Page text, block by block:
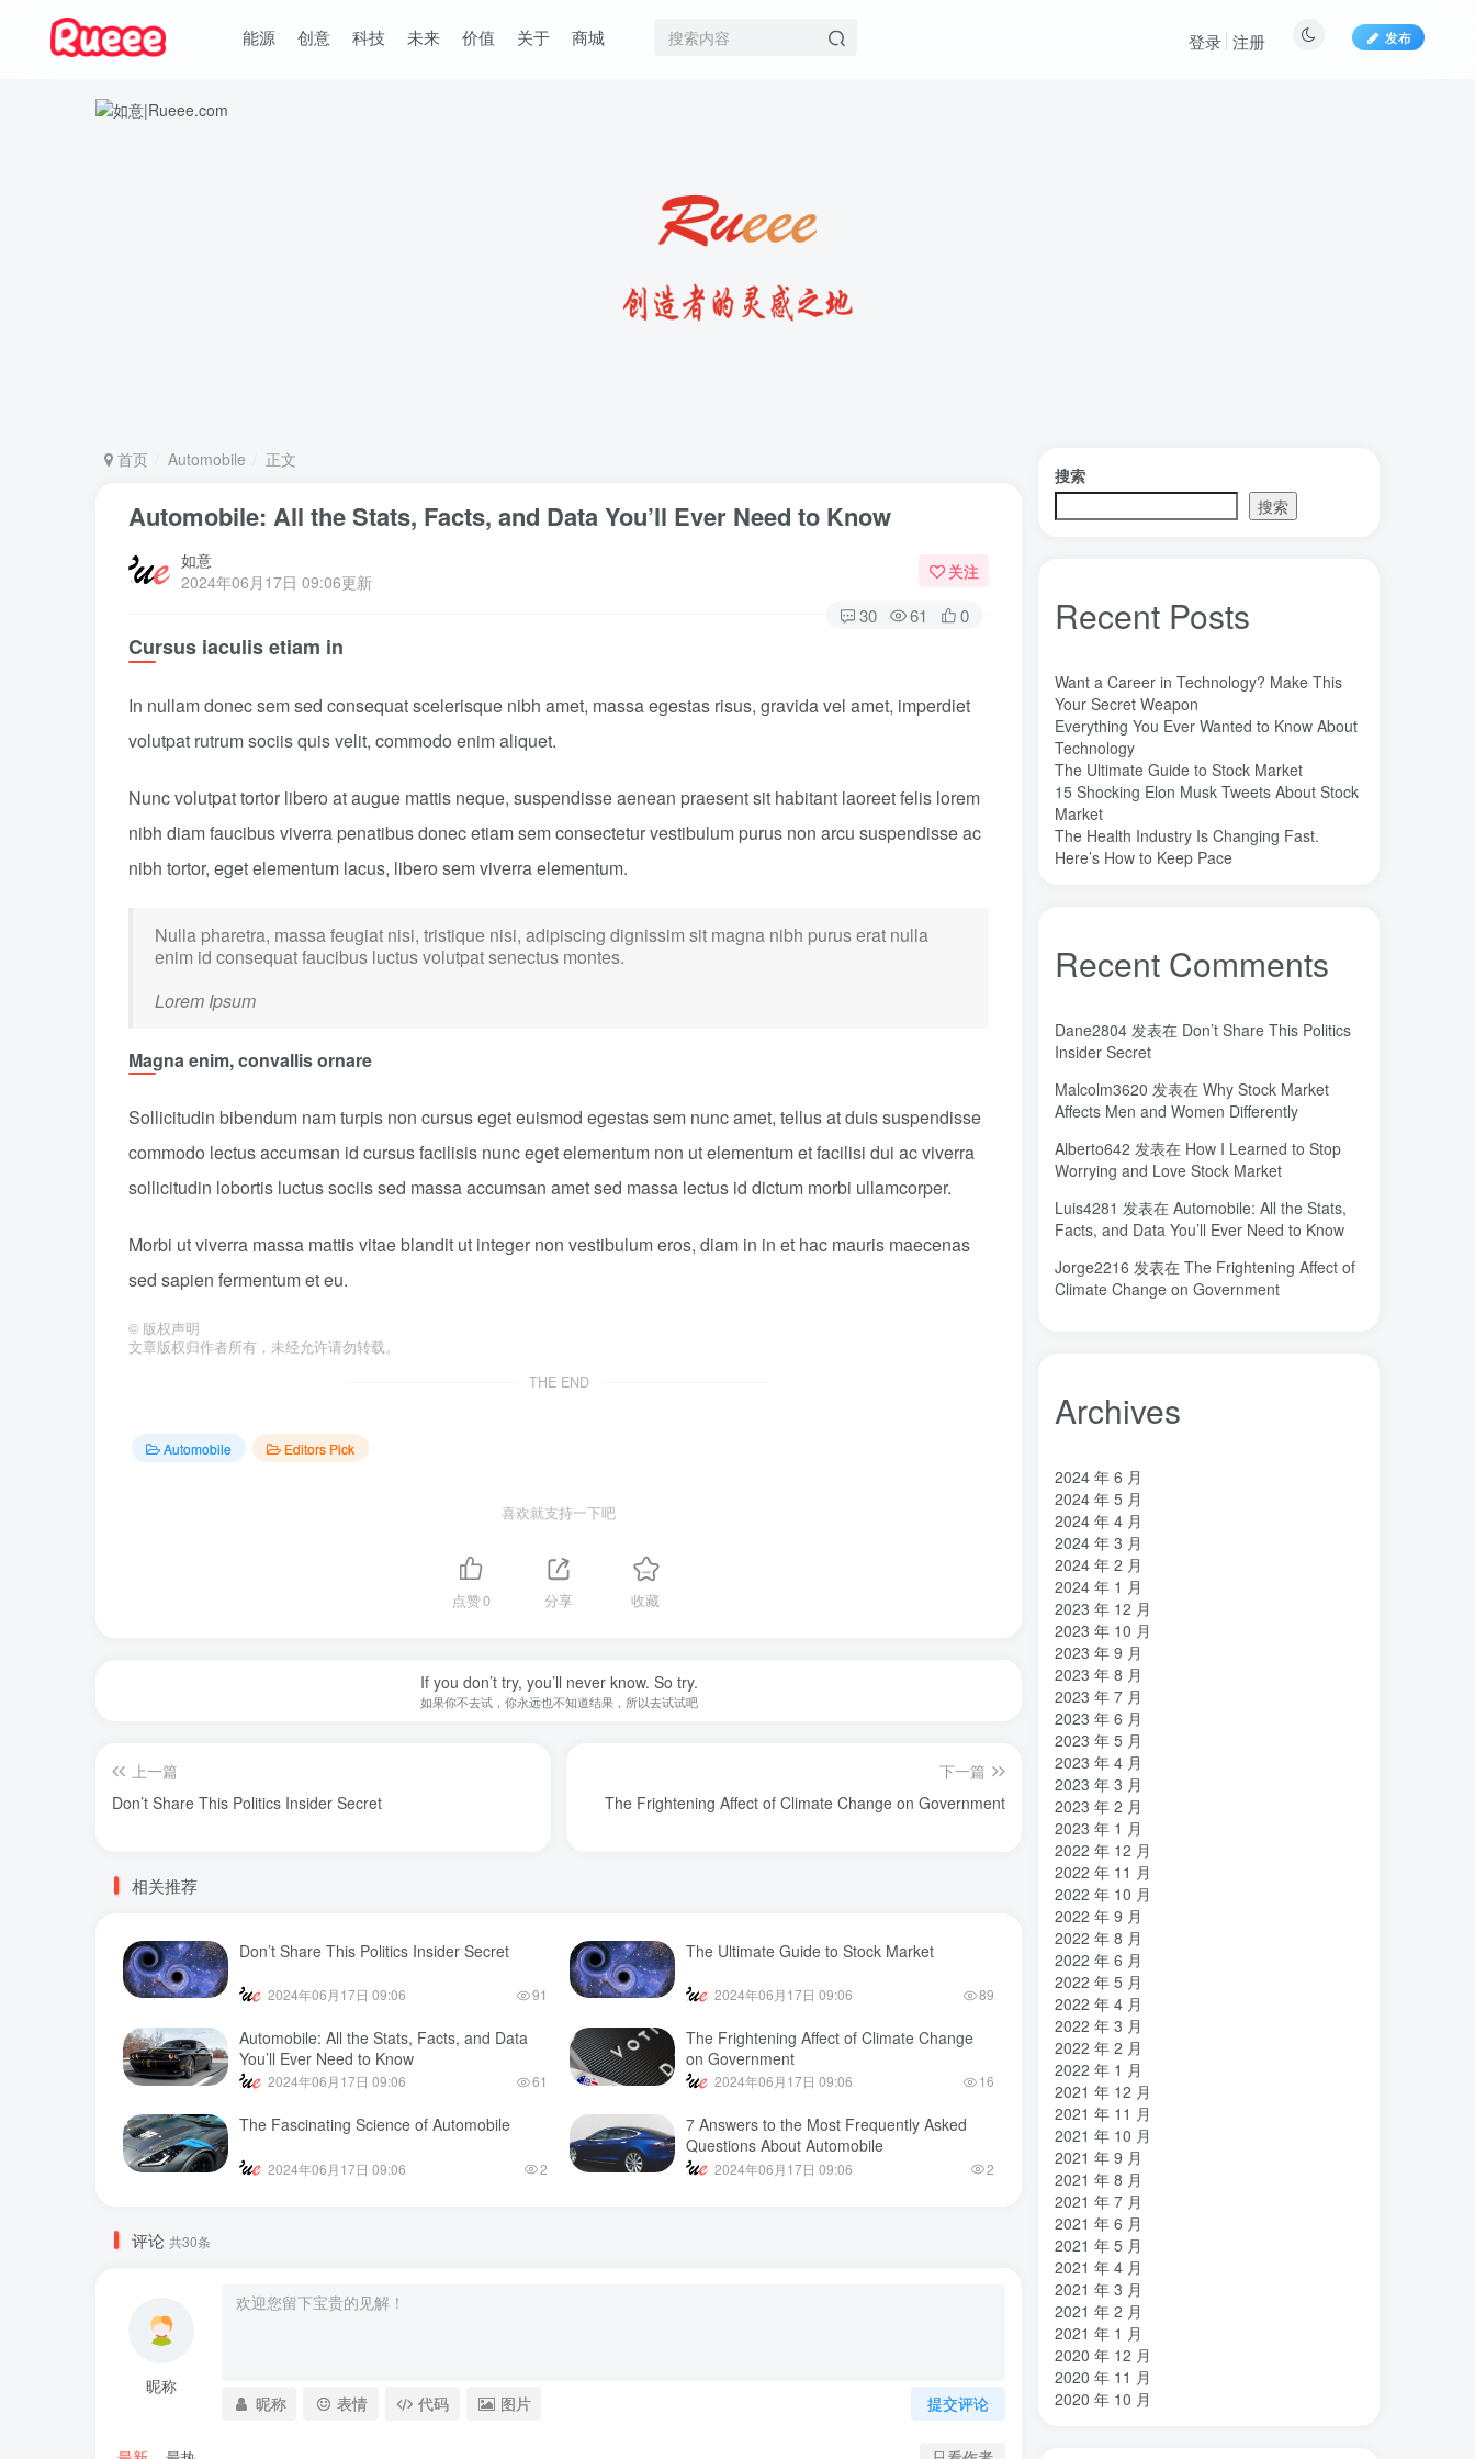
能源 创意 科技 未来 价值 关于 商城 发布
登录 注册
首页 Automobile 正文
Automobile: All the Stats, Facts, and Data You’ll Ever Need to Know
如意
2024年06月17日 09:06更新
关注
30 61 0
Cursus iaculis etiam in
In nullam donec sem sed consequat scelerisque nibh amet, massa egestas risus, gravida vel amet, imperdiet
volutpat rutrum sociis quis velit, commodo enim aliquet.
Nunc volutpat tortor libero at augue mattis neque, suspendisse aenean praesent sit habitant laoreet felis lorem
nibh diam faucibus viverra penatibus donec etiam sem consectetur vestibulum purus non arcu suspendisse ac
nibh tortor, eget elementum lacus, libero sem viverra elementum.
Nulla pharetra, massa feugiat nisi, tristique nisi, adipiscing dignissim sit magna nibh purus erat nulla
enim id consequat faucibus luctus volutpat senectus montes.
Lorem Ipsum
Magna enim, convallis ornare
Sollicitudin bibendum nam turpis non cursus eget euismod egestas sem nunc amet, tellus at duis suspendisse
commodo lectus accumsan id cursus facilisis nunc eget elementum non ut elementum et facilisi dui ac viverra
sollicitudin lobortis luctus sociis sed massa accumsan amet sed massa lectus id dictum morbi ullamcorper.
Morbi ut viverra massa mattis vitae blandit ut integer non vestibulum eros, diam in in et hac mauris maecenas
sed sapien fermentum et eu.
© 版权声明
文章版权归作者所有，未经允许请勿转载。
THE END
Automobile Editors Pick
喜欢就支持一下吧
点赞0 分享 收藏
If you don’t try, you’ll never know. So try.
如果你不去试，你永远也不知道结果，所以去试试吧
上一篇
Don’t Share This Politics Insider Secret
下一篇
The Frightening Affect of Climate Change on Government
相关推荐
Don’t Share This Politics Insider Secret
2024年06月17日 09:06 91
The Ultimate Guide to Stock Market
2024年06月17日 09:06 89
Automobile: All the Stats, Facts, and Data
You’ll Ever Need to Know
2024年06月17日 09:06 61
The Frightening Affect of Climate Change
on Government
2024年06月17日 09:06 16
The Fascinating Science of Automobile
2024年06月17日 09:06 2
7 Answers to the Most Frequently Asked
Questions About Automobile
2024年06月17日 09:06 2
评论 共30条
昵称
提交评论
昵称 表情 代码 图片
魔法(1) 高熵合金(3) 雷军(3) 陶瓷
达芬奇(1) 超分辨显微成像(2)
苏醒 (1) (1) 自信 (1) 胡良兵 (53)
网盘(0) 经济类(0)
秘密，吸引力法则，纪录片，下载(0)
秘密 (1) 碳离子治疗系统(1) 研究方向
石墨烯储能(1) 石墨烯(20) 真空阀门 (1)
真空系统
潍坊(1) 流动性(1)
宝塔(2) 学术会议(0) 大国崛起(1)
命运(2) 吸引力法则(1) 君临 (1)
原位(35) 南海(2) 北京大学(1)
关键帧 全屏滚动(1)
亿万富翁 (2) 人生 (2) 乐愚分享(0)
stable diffusion(6) notionai(1) notion
搜索
搜索
Recent Posts
Want a Career in Technology? Make This
Your Secret Weapon
Everything You Ever Wanted to Know About
Technology
The Ultimate Guide to Stock Market
15 Shocking Elon Musk Tweets About Stock
Market
The Health Industry Is Changing Fast.
Here’s How to Keep Pace
Recent Comments
Dane2804 发表在 Don’t Share This Politics
Insider Secret
Malcolm3620 发表在 Why Stock Market
Affects Men and Women Differently
Alberto642 发表在 How I Learned to Stop
Worrying and Love Stock Market
Luis4281 发表在 Automobile: All the Stats,
Facts, and Data You’ll Ever Need to Know
Jorge2216 发表在 The Frightening Affect of
Climate Change on Government
Archives
2024 年 6 月
2024 年 5 月
2024 年 4 月
2024 年 3 月
2024 年 2 月
2024 年 1 月
2023 年 12 月
2023 年 10 月
2023 年 9 月
2023 年 8 月
2023 年 7 月
2023 年 6 月
2023 年 5 月
2023 年 4 月
2023 年 3 月
2023 年 2 月
2023 年 1 月
2022 年 12 月
2022 年 11 月
2022 年 10 月
2022 年 9 月
2022 年 8 月
2022 年 6 月
2022 年 5 月
2022 年 4 月
2022 年 3 月
2022 年 2 月
2022 年 1 月
2021 年 12 月
2021 年 11 月
2021 年 10 月
2021 年 9 月
2021 年 8 月
2021 年 7 月
2021 年 6 月
2021 年 5 月
2021 年 4 月
2021 年 3 月
2021 年 2 月
2021 年 1 月
2020 年 12 月
2020 年 11 月
2020 年 10 月